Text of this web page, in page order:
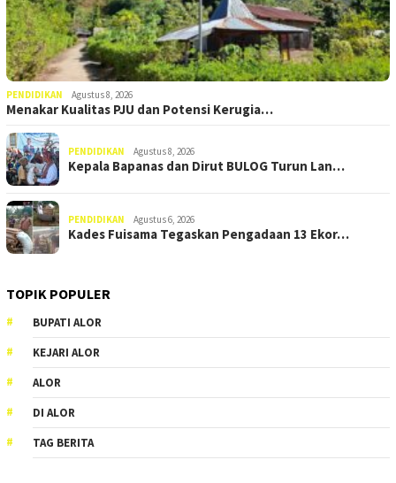
PENDIDIKAN Agustus 8, 2026
Menakar Kualitas PJU dan Potensi Kerugia…
PENDIDIKAN Agustus 8, 2026
Kepala Bapanas dan Dirut BULOG Turun Lan…
PENDIDIKAN Agustus 6, 2026
Kades Fuisama Tegaskan Pengadaan 13 Ekor…
TOPIK POPULER
BUPATI ALOR
KEJARI ALOR
ALOR
DI ALOR
TAG BERITA